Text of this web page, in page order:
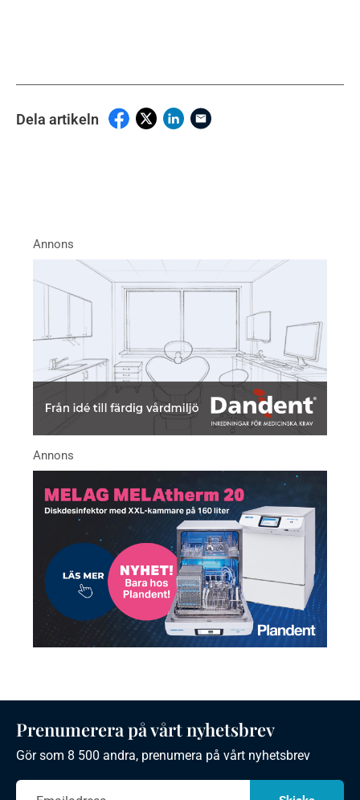
Dela artikeln
Prenumerera på vårt nyhetsbrev
Gör som 8 500 andra, prenumera på vårt nyhetsbrev